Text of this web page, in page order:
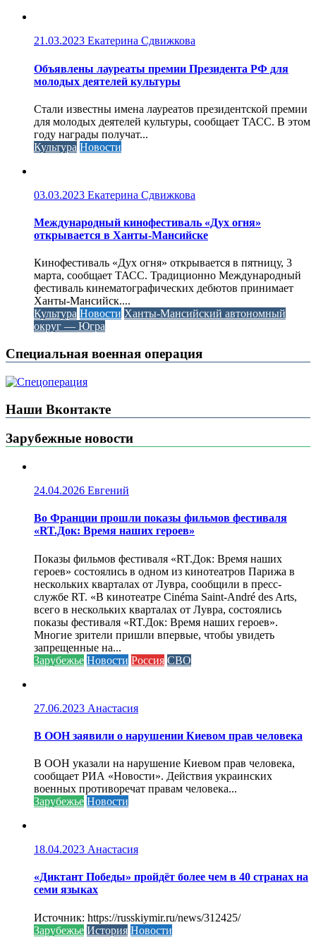
21.03.2023 Екатерина Сдвижкова
Объявлены лауреаты премии Президента РФ для
молодых деятелей культуры
Стали известны имена лауреатов президентской премии
для молодых деятелей культуры, сообщает ТАСС. В этом
году награды получат...
Культура Новости
03.03.2023 Екатерина Сдвижкова
Международный кинофестиваль «Дух огня»
открывается в Ханты-Мансийске
Кинофестиваль «Дух огня» открывается в пятницу, 3
марта, сообщает ТАСС. Традиционно Международный
фестиваль кинематографических дебютов принимает
Ханты-Мансийск....
Культура Новости Ханты-Мансийский автономный
округ — Югра
Специальная военная операция
Наши Вконтакте
Зарубежные новости
24.04.2026 Евгений
Во Франции прошли показы фильмов фестиваля
«RT.Док: Время наших героев»
Показы фильмов фестиваля «RT.Док: Время наших
героев» состоялись в одном из кинотеатров Парижа в
нескольких кварталах от Лувра, сообщили в пресс-
службе RT. «В кинотеатре Cinéma Saint-André des Arts,
всего в нескольких кварталах от Лувра, состоялись
показы фестиваля «RT.Док: Время наших героев».
Многие зрители пришли впервые, чтобы увидеть
запрещенные на...
Зарубежье Новости Россия СВО
27.06.2023 Анастасия
В ООН заявили о нарушении Киевом прав человека
В ООН указали на нарушение Киевом прав человека,
сообщает РИА «Новости». Действия украинских
военных противоречат правам человека...
Зарубежье Новости
18.04.2023 Анастасия
«Диктант Победы» пройдёт более чем в 40 странах на
семи языках
Источник: https://russkiymir.ru/news/312425/
Зарубежье История Новости